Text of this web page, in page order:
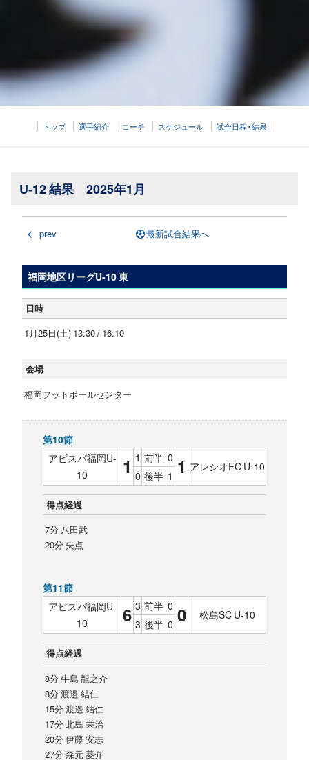
トップ 選手紹介 コーチ スケジュール 試合日程・結果
U-12 結果 2025年1月
prev 最新試合結果へ
福岡地区リーグU-10 東
日時
1月25日(土) 13:30 / 16:10
会場
福岡フットボールセンター
第10節
アビスパ福岡U-
10
1 1 前半 0 1 アレシオFC U-10
0 後半 1
得点経過
7分 八田武
20分 失点
第11節
アビスパ福岡U-
10
6 3 前半 0 0 松島SC U-10
3 後半 0
得点経過
8分 牛島 龍之介
8分 渡邉 結仁
15分 渡邉 結仁
17分 北島 栄治
20分 伊藤 安志
27分 森元 菱介